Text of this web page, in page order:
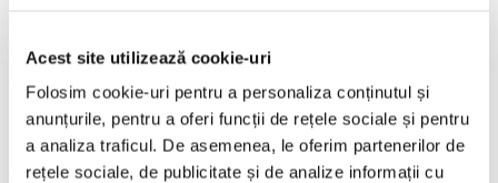
Acest site utilizează cookie-uri
Folosim cookie-uri pentru a personaliza conținutul și
anunțurile, pentru a oferi funcții de rețele sociale și pentru
a analiza traficul. De asemenea, le oferim partenerilor de
rețele sociale, de publicitate și de analize informații cu
REGAL VIENEZ – CONCERT EXTRAORDINAR DE
18 January 2027, ora 19:00